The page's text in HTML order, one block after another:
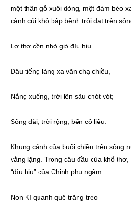
một thân gỗ xuôi dòng, một đám bèo
cành củi khô bập bềnh trôi dạt trên
Lơ thơ cồn nhỏ gió đìu hiu,
Đâu tiếng làng xa vãn chạ chiều,
Nắng xuống, trời lên sâu chót
Sông dài, trời rộng, bến cô liêu.
Khung cảnh của buổi chiều trên sông
vắng lặng. Trong câu đầu của khổ
“đìu hiu” của Chinh phụ ngâm:
Non Kì quạnh quê trăng treo